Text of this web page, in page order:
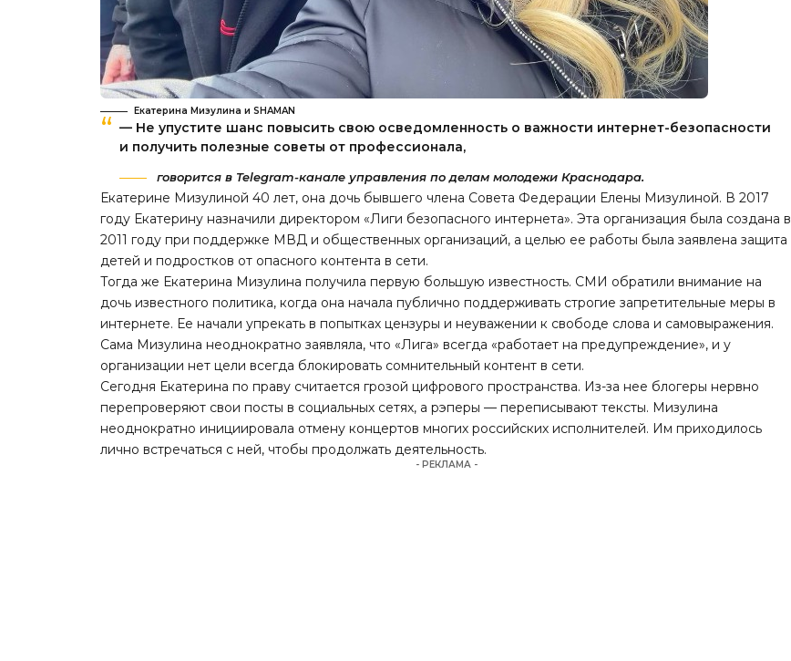
Екатерина Мизулина и SHAMAN
— Не упустите шанс повысить свою осведомленность о важности интернет-безопасности
и получить полезные советы от профессионала,
говорится в Telegram-канале управления по делам молодежи Краснодара.
Екатерине Мизулиной 40 лет, она дочь бывшего члена Совета Федерации Елены Мизулиной. В 2017
году Екатерину назначили директором «Лиги безопасного интернета». Эта организация была создана в
2011 году при поддержке МВД и общественных организаций, а целью ее работы была заявлена защита
детей и подростков от опасного контента в сети.
Тогда же Екатерина Мизулина получила первую большую известность. СМИ обратили внимание на
дочь известного политика, когда она начала публично поддерживать строгие запретительные меры в
интернете. Ее начали упрекать в попытках цензуры и неуважении к свободе слова и самовыражения.
Сама Мизулина неоднократно заявляла, что «Лига» всегда «работает на предупреждение», и у
организации нет цели всегда блокировать сомнительный контент в сети.
Сегодня Екатерина по праву считается грозой цифрового пространства. Из-за нее блогеры нервно
перепроверяют свои посты в социальных сетях, а рэперы — переписывают тексты. Мизулина
неоднократно инициировала отмену концертов многих российских исполнителей. Им приходилось
лично встречаться с ней, чтобы продолжать деятельность.
- РЕКЛАМА -